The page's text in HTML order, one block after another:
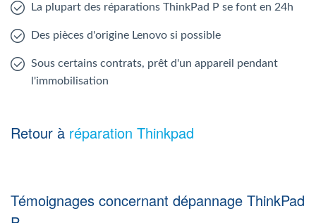
La plupart des réparations ThinkPad P se font en 24h
Des pièces d'origine Lenovo si possible
Sous certains contrats, prêt d'un appareil pendant
l'immobilisation
Retour à réparation Thinkpad
Témoignages concernant dépannage ThinkPad